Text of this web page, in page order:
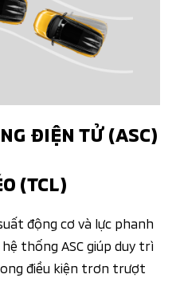
ĐIỆN TỬ (ASC)
(TCL)
động cơ và lực phanh
thống ASC giúp duy trì
điều kiện trơn trượt